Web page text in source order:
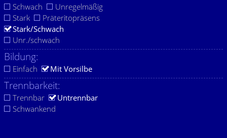
Schwach
Unregelmäßig
Stark
Präteritopräsens
Stark/Schwach
Unr./schwach
Bildung:
Einfach Mit Vorsilbe
Trennbarkeit:
Trennbar
Untrennbar
Schwankend